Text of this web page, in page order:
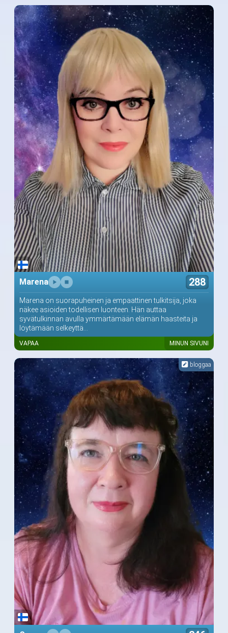
Marena 288
Marena on suorapuheinen ja empaattinen tulkitsija, joka
näkee asioiden todellisen luonteen. Hän auttaa
syvätulkinnan avulla ymmärtämään elämän haasteita ja
löytämään selkeyttä...
VAPAA MINUN SIVUNI
bloggaa